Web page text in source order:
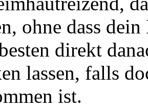
ohne dass
direkt
lassen, falls
ist.